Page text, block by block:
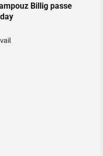
Billig passe